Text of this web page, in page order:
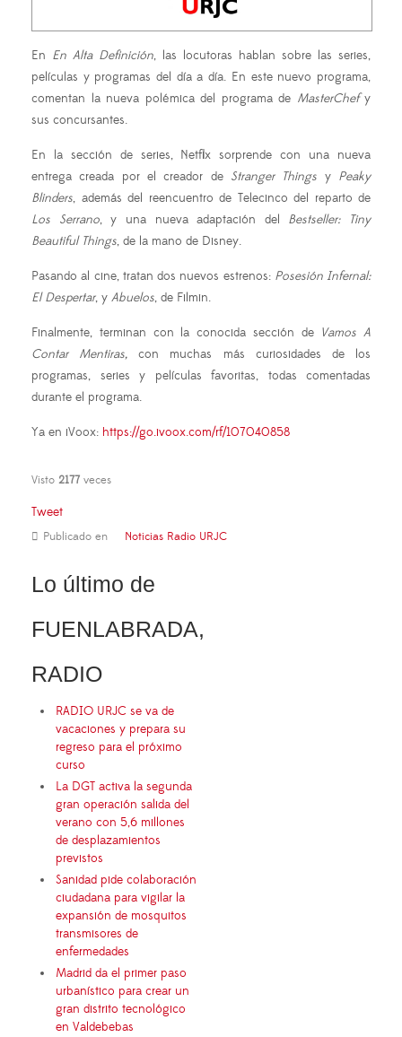
En En Alta Definición, las locutoras hablan sobre las series,
películas y programas del día a día. En este nuevo programa,
comentan la nueva polémica del programa de MasterChefy
sus concursantes.
En la sección de series, Netflix sorprende con una nueva
entrega creada por el creador de Stranger Things y Peaky
Blinders, además del reencuentro de Telecinco del reparto de
Los Serrano, y una nueva adaptación del Bestseller: Tiny
Beautiful Things, de la mano de Disney.
Pasando al cine, tratan dos nuevos estrenos: Posesión Infernal:
El Despertar, y Abuelos, de Filmin.
Finalmente, terminan con la conocida sección de Vamos A
Contar Mentiras, con muchas más curiosidades de los
programas, series y películas favoritas, todas comentadas
durante el programa.
Ya en iVoox: https://go.ivoox.com/rf/107040858
Visto 2177 veces
Tweet
Publicado en Noticias Radio URJC
Lo último de
FUENLABRADA,
RADIO
RADIO URJC se va de
vacaciones y prepara su
regreso para el próximo
curso
La DGT activa la segunda
gran operación salida del
verano con 5,6 millones
de desplazamientos
previstos
Sanidad pide colaboración
ciudadana para vigilar la
expansión de mosquitos
transmisores de
enfermedades
Madrid da el primer paso
urbanístico para crear un
gran distrito tecnológico
en Valdebebas